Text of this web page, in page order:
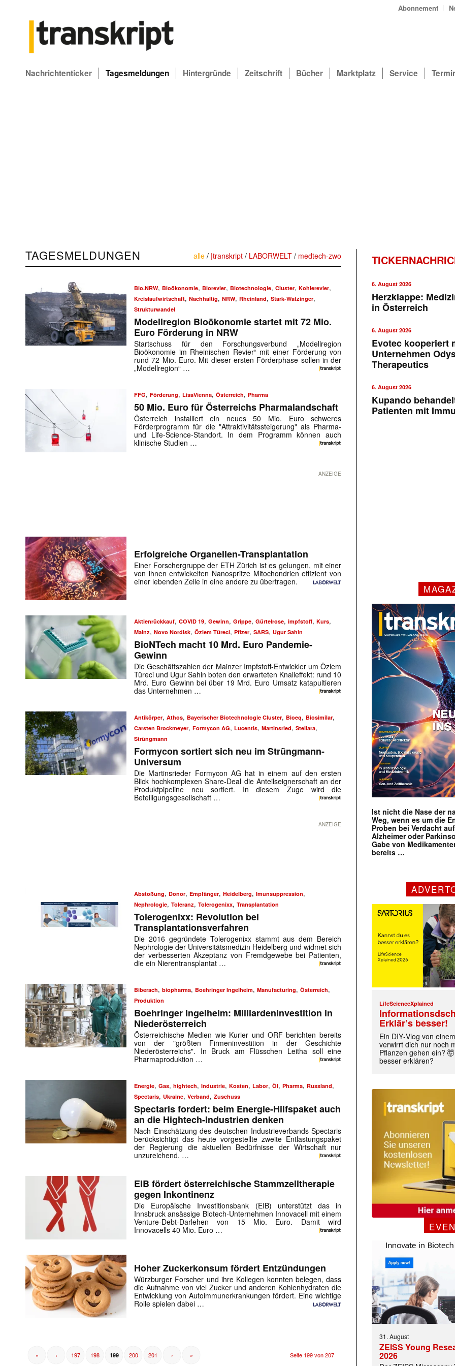
Abonnement
Nachrichtenticker Tagesmeldungen Hintergründe Zeitschrift Bücher Marktplatz Service
TAGESMELDUNGEN alle / |transkript / LABORWELT / medtech-zwo
Bio.NRW,Bioökonomie,Biorevier,Biotechnologie,Cluster,Kohlerevier,
Kreislaufwirtschaft,Nachhaltig,NRW,Rheinland,Stark-Watzinger,
Strukturwandel
Modellregion Bioökonomie startet mit 72 Mio.
Euro Förderung in NRW
Startschuss für den Forschungsverbund „Modellregion
Bioökonomie im Rheinischen Revier“ mit einer Förderung von
rund 72 Mio. Euro. Mit dieser ersten Förderphase sollen in der
„Modellregion“ …
FFG,Förderung,LisaVienna,Österreich,Pharma
50 Mio. Euro für Österreichs Pharmalandschaft
Österreich installiert ein neues 50 Mio. Euro schweres
Förderprogramm für die "Attraktivitätssteigerung" als Pharma-
und Life-Science-Standort. In dem Programm können auch
klinische Studien …
ANZEIGE
Erfolgreiche Organellen-Transplantation
Einer Forschergruppe der ETH Zürich ist es gelungen, mit einer
von ihnen entwickelten Nanospritze Mitochondrien effizient von
einer lebenden Zelle in eine andere zu übertragen.
Aktienrückkauf,COVID 19,Gewinn,Grippe,Gürtelrose,impfstoff,Kurs,
Mainz,Novo Nordisk,Özlem Türeci,Pfizer,SARS,Ugur Sahin
BioNTech macht 10 Mrd. Euro Pandemie-
Gewinn
Die Geschäftszahlen der Mainzer Impfstoff-Entwickler um Özlem
Türeci und Ugur Sahin boten den erwarteten Knalleffekt: rund 10
Mrd. Euro Gewinn bei über 19 Mrd. Euro Umsatz katapultieren
das Unternehmen …
Antikörper,Athos,Bayerischer Biotechnologie Cluster,Bioeq,Biosimilar,
Carsten Brockmeyer,Formycon AG,Lucentis,Martinsried,Stellara,
Strüngmann
Formycon sortiert sich neu im Strüngmann-
Universum
Die Martinsrieder Formycon AG hat in einem auf den ersten
Blick hochkomplexen Share-Deal die Anteilseignerschaft an der
Produktpipeline neu sortiert. In diesem Zuge wird die
Beteiligungsgesellschaft …
ANZEIGE
Abstoßung,Donor,Empfänger,Heidelberg,Imunsuppression,
Nephrologie,Toleranz,Tolerogenixx,Transplantation
Tolerogenixx: Revolution bei
Transplantationsverfahren
Die 2016 gegründete Tolerogenixx stammt aus dem Bereich
Nephrologie der Universitätsmedizin Heidelberg und widmet sich
der verbesserten Akzeptanz von Fremdgewebe bei Patienten,
die ein Nierentransplantat …
Biberach,biopharma,Boehringer Ingelheim,Manufacturing,Österreich,
Produktion
Boehringer Ingelheim: Milliardeninvestition in
Niederösterreich
Österreichische Medien wie Kurier und ORF berichten bereits
von der "größten Firmeninvestition in der Geschichte
Niederösterreichs". In Bruck am Flüsschen Leitha soll eine
Pharmaproduktion …
Energie,Gas,hightech,Industrie,Kosten,Labor,Öl,Pharma,Russland,
Spectaris,Ukraine,Verband,Zuschuss
Spectaris fordert: beim Energie-Hilfspaket auch
an die Hightech-Industrien denken
Nach Einschätzung des deutschen Industrieverbands Spectaris
berücksichtigt das heute vorgestellte zweite Entlastungspaket
der Regierung die aktuellen Bedürfnisse der Wirtschaft nur
unzureichend. …
EIB fördert österreichische Stammzelltherapie
gegen Inkontinenz
Die Europäische Investitionsbank (EIB) unterstützt das in
Innsbruck ansässige Biotech-Unternehmen Innovacell mit einem
Venture-Debt-Darlehen von 15 Mio. Euro. Damit wird
Innovacells 40 Mio. Euro …
Hoher Zuckerkonsum fördert Entzündungen
Würzburger Forscher und ihre Kollegen konnten belegen, dass
die Aufnahme von viel Zucker und anderen Kohlenhydraten die
Entwicklung von Autoimmunerkrankungen fördert. Eine wichtige
Rolle spielen dabei …
Seite 199 von 207
« ‹ 197 198 199 200 201 › »
6. August 2026
Herzklappe:
in Österreich
6. August 2026
Evotec kooperiert
Unternehmen
Therapeutics
6. August 2026
Kupando
Patienten mit
Ist nicht die Nase der
Weg, wenn es um die
Proben bei Verdacht
Alzheimer oder
Gabe von
bereits …
LifeScienceXplained
Erklär’s besser!
Ein DIY‑Vlog von
verwirrt dich nur noch
Pflanzen gehen ein?
besser erklären?
31. August
ZEISS Young
2026